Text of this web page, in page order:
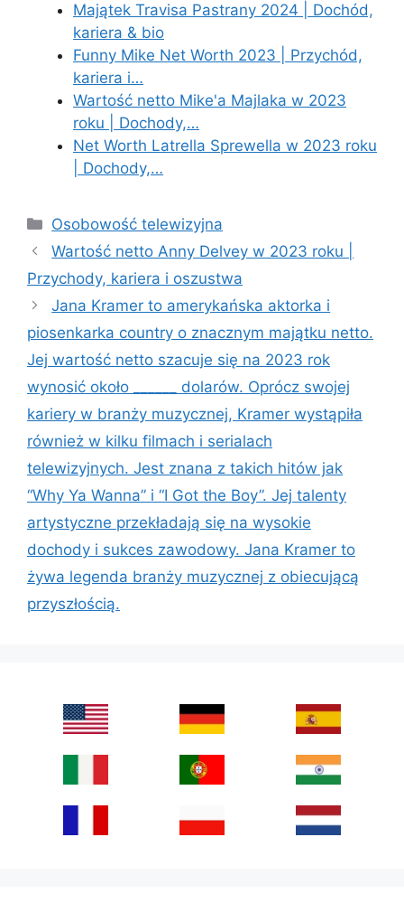
Majątek Travisa Pastrany 2024 | Dochód,
kariera & bio
Funny Mike Net Worth 2023 | Przychód,
kariera i…
Wartość netto Mike'a Majlaka w 2023
roku | Dochody,…
Net Worth Latrella Sprewella w 2023 roku
| Dochody,…
Categories
Osobowość telewizyjna
Wartość netto Anny Delvey w 2023 roku |
Przychody, kariera i oszustwa
Jana Kramer to amerykańska aktorka i
piosenkarka country o znacznym majątku netto.
Jej wartość netto szacuje się na 2023 rok
wynosić około ______ dolarów. Oprócz swojej
kariery w branży muzycznej, Kramer wystąpiła
również w kilku filmach i serialach
telewizyjnych. Jest znana z takich hitów jak
“Why Ya Wanna” i “I Got the Boy”. Jej talenty
artystyczne przekładają się na wysokie
dochody i sukces zawodowy. Jana Kramer to
żywa legenda branży muzycznej z obiecującą
przyszłością.